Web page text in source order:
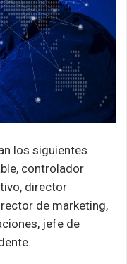
los siguientes
controlador
director
de marketing,
jefe de